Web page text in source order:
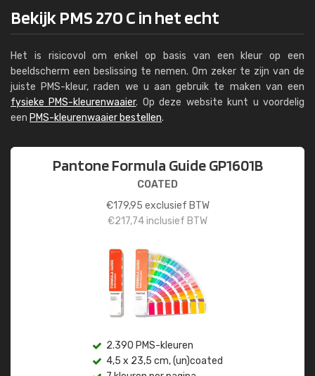
Bekijk PMS 270 C in het echt
Het is risicovol om enkel op basis van een kleur op een
beeldscherm een beslissing te nemen. Om zeker te zijn van de
juiste PMS-kleur, raden we u aan gebruik te maken van een
fysieke PMS-kleurenwaaier. Op deze website kunt u voordelig
een PMS-kleurenwaaier bestellen.
Pantone Formula Guide GP1601B
COATED
€179,95 exclusief BTW
€217,74inclusief BTW
2.390 PMS-kleuren
4,5 x 23,5 cm, (un)coated